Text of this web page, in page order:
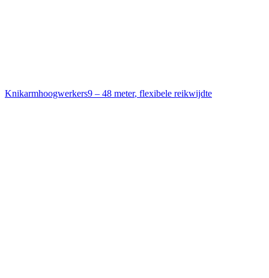
Knikarmhoogwerkers9 – 48 meter, flexibele reikwijdte